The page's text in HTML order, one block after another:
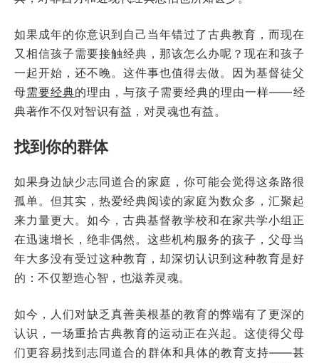
如果成年的你意识到自己当年错过了古典教育，而现在
又相信孩子需要接触经典，那该怎么办呢？现在和孩子
一起开始，还不晚。这件事也值得去做。因为基督徒父
母需要经典的理由，与孩子需要经典的理由一样——经
典著作不仅对智识有益，对灵魂也有益。
找到你的群体
如果身边缺少志同道合的家庭，你可能会觉得这条路很
孤单。但其实，热爱经典阅读的家庭为数众多，汇聚起
来力量更大。如今，古典基督教学校和在家共学小组正
在迅速增长，绝非偶然。这些机构服务的孩子，父母当
年大多没有受过这种教育，却深切认识到这种教育是好
的：不仅塑造心智，也滋养灵魂。
如今，人们对缺乏真善美根基的教育的弊端有了更深的
认识，一场重拾古典教育的运动正在兴起。这使得父母
们更容易找到志同道合的群体和具体的教育支持——甚